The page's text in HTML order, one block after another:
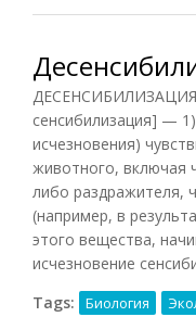
ДЕСЕНСИБИЛИЗАЦИЯ
сенсибилизация] —
исчезновения)
животного, включая
либо раздражителя,
(например, в
этого вещества,
исчезновение
Tags:
Биология